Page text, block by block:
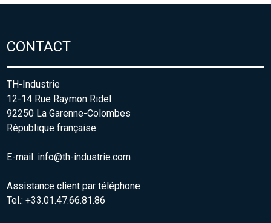
CONTACT
TH-Industrie
12-14 Rue Raymon Ridel
92250 La Garenne-Colombes
République française
E-mail: info@th-industrie.com
Assistance client par téléphone
Tel.: +33.01.47.66.81.86